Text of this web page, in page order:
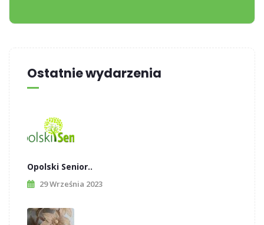
Ostatnie wydarzenia
Opolski Senior..
29 Września 2023